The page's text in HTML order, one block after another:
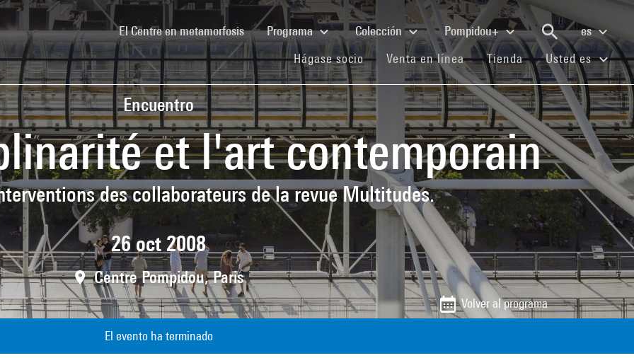
El Centre en metamorfosis(current)Programa Colección Pompidou+
es
Hágase socio(current)Venta en línea(current)
Tienda(current)Usted es
Encuentro
et l'art contemporain
des collaborateurs de la revue Multitudes.
26 oct 2008
Centre Pompidou, Paris
Volver al programa
El evento ha terminado